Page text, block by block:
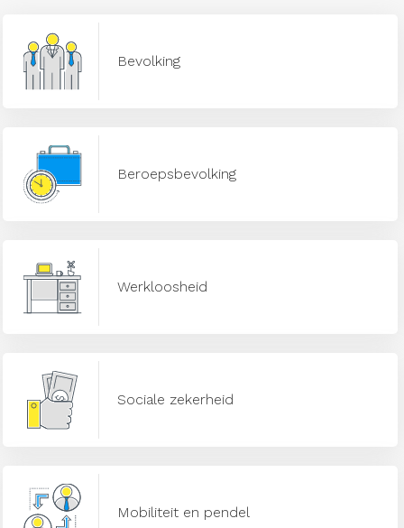
Bevolking
Beroepsbevolking
Werkloosheid
Sociale zekerheid
Mobiliteit en pendel